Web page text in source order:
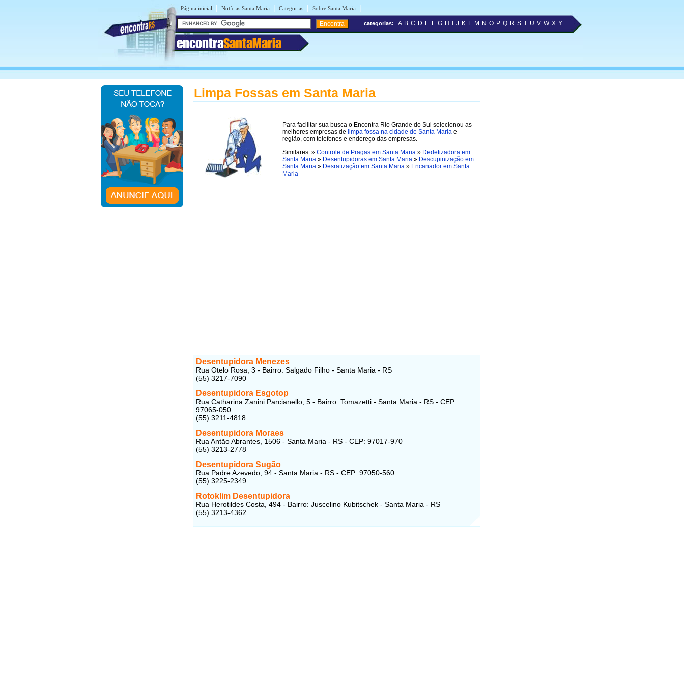
Página inicial | Notícias Santa Maria | Categorias | Sobre Santa Maria |
encontraSantaMaria
categorias: A B C D E F G H J K L M N O P Q R S T U V W X Y
Limpa Fossas em Santa Maria
Para facilitar sua busca o Encontra Rio Grande do Sul selecionou as
melhores empresas de limpa fossa na cidade de Santa Maria e
região, com telefones e endereço das empresas.
Similares: » Controle de Pragas em Santa Maria » Dedetizadora em
Santa Maria » Desentupidoras em Santa Maria » Descupinização em
Santa Maria » Desratização em Santa Maria » Encanador em Santa
Maria
Desentupidora Menezes
Rua Otelo Rosa, 3 - Bairro: Salgado Filho - Santa Maria - RS
(55) 3217-7090
Desentupidora Esgotop
Rua Catharina Zanini Parcianello, 5 - Bairro: Tomazetti - Santa Maria - RS - CEP:
97065-050
(55) 3211-4818
Desentupidora Moraes
Rua Antão Abrantes, 1506 - Santa Maria - RS - CEP: 97017-970
(55) 3213-2778
Desentupidora Sugão
Rua Padre Azevedo, 94 - Santa Maria - RS - CEP: 97050-560
(55) 3225-2349
Rotoklim Desentupidora
Rua Herotildes Costa, 494 - Bairro: Juscelino Kubitschek - Santa Maria - RS
(55) 3213-4362